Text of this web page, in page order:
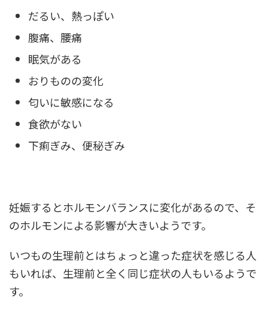
だるい、熱っぽい
腹痛、腰痛
眠気がある
おりものの変化
匂いに敏感になる
食欲がない
下痢ぎみ、便秘ぎみ
妊娠するとホルモンバランスに変化があるので、そ
のホルモンによる影響が大きいようです。
いつもの生理前とはちょっと違った症状を感じる人
もいれば、生理前と全く同じ症状の人もいるようで
す。